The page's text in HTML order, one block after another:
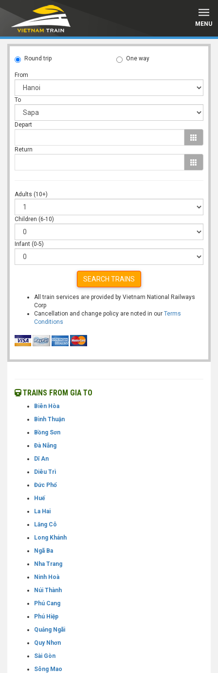
MENU
Round trip One way
From
To
Depart
Return
Adults (10+)
Children (6-10)
Infant (0-5)
SEARCH TRAINS
All train services are provided by Vietnam National Railways
Corp
Cancellation and change policy are noted in our Terms
Conditions
TRAINS FROM GIA TO
Biên Hòa
Bình Thuận
Bồng Sơn
Đà Nẵng
Dĩ An
Diêu Trì
Đức Phổ
Huế
La Hai
Lăng Cô
Long Khánh
Ngã Ba
Nha Trang
Ninh Hoà
Núi Thành
Phú Cang
Phú Hiệp
Quảng Ngãi
Quy Nhơn
Sài Gòn
Sông Mao